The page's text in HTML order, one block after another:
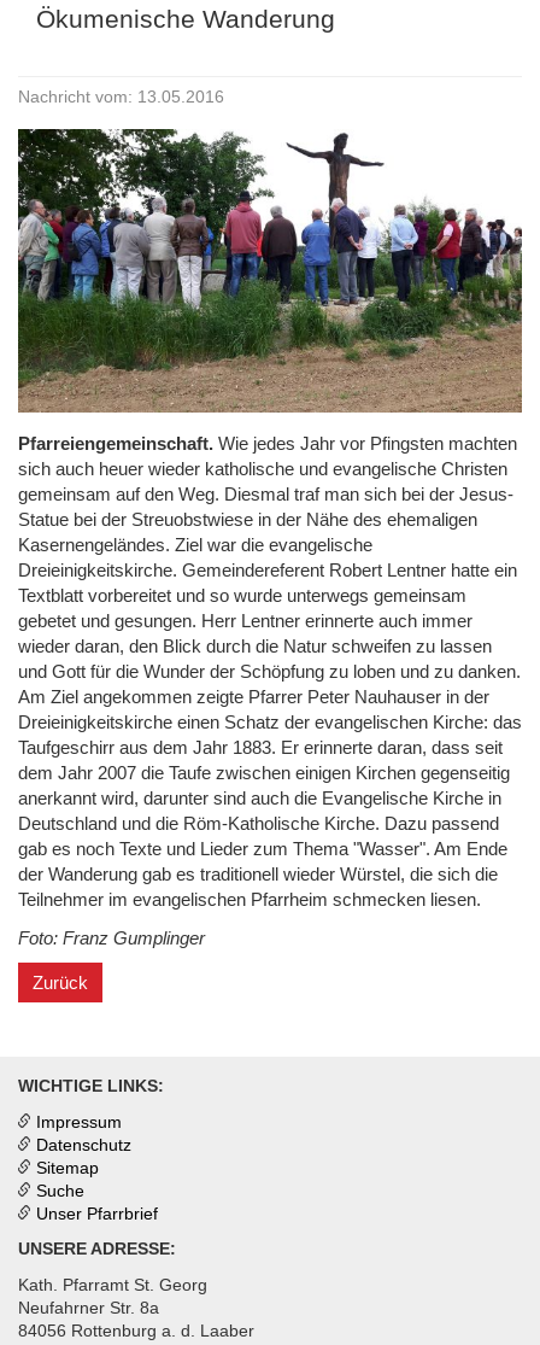
Ökumenische Wanderung
Nachricht vom: 13.05.2016
Pfarreiengemeinschaft. Wie jedes Jahr vor Pfingsten machten
sich auch heuer wieder katholische und evangelische Christen
gemeinsam auf den Weg. Diesmal traf man sich bei der Jesus-
Statue bei der Streuobstwiese in der Nähe des ehemaligen
Kasernengeländes. Ziel war die evangelische
Dreieinigkeitskirche. Gemeindereferent Robert Lentner hatte ein
Textblatt vorbereitet und so wurde unterwegs gemeinsam
gebetet und gesungen. Herr Lentner erinnerte auch immer
wieder daran, den Blick durch die Natur schweifen zu lassen
und Gott für die Wunder der Schöpfung zu loben und zu danken.
Am Ziel angekommen zeigte Pfarrer Peter Nauhauser in der
Dreieinigkeitskirche einen Schatz der evangelischen Kirche: das
Taufgeschirr aus dem Jahr 1883. Er erinnerte daran, dass seit
dem Jahr 2007 die Taufe zwischen einigen Kirchen gegenseitig
anerkannt wird, darunter sind auch die Evangelische Kirche in
Deutschland und die Röm-Katholische Kirche. Dazu passend
gab es noch Texte und Lieder zum Thema "Wasser". Am Ende
der Wanderung gab es traditionell wieder Würstel, die sich die
Teilnehmer im evangelischen Pfarrheim schmecken liesen.
Foto: Franz Gumplinger
Zurück
WICHTIGE LINKS:
Impressum
Datenschutz
Sitemap
Suche
Unser Pfarrbrief
UNSERE ADRESSE:
Kath. Pfarramt St. Georg
Neufahrner Str. 8a
84056 Rottenburg a. d. Laaber